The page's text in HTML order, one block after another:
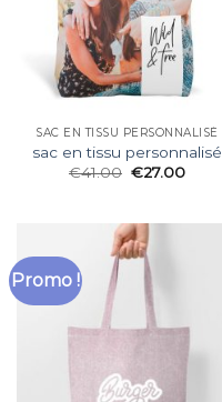
SAC EN TISSU PERSONNALISÉ
sac en tissu personnalisé
€41.00 €27.00
Promo !